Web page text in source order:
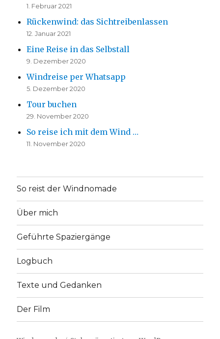
1. Februar 2021
Rückenwind: das Sichtreibenlassen
12. Januar 2021
Eine Reise in das Selbstall
9. Dezember 2020
Windreise per Whatsapp
5. Dezember 2020
Tour buchen
29. November 2020
So reise ich mit dem Wind …
11. November 2020
So reist der Windnomade
Über mich
Geführte Spaziergänge
Logbuch
Texte und Gedanken
Der Film